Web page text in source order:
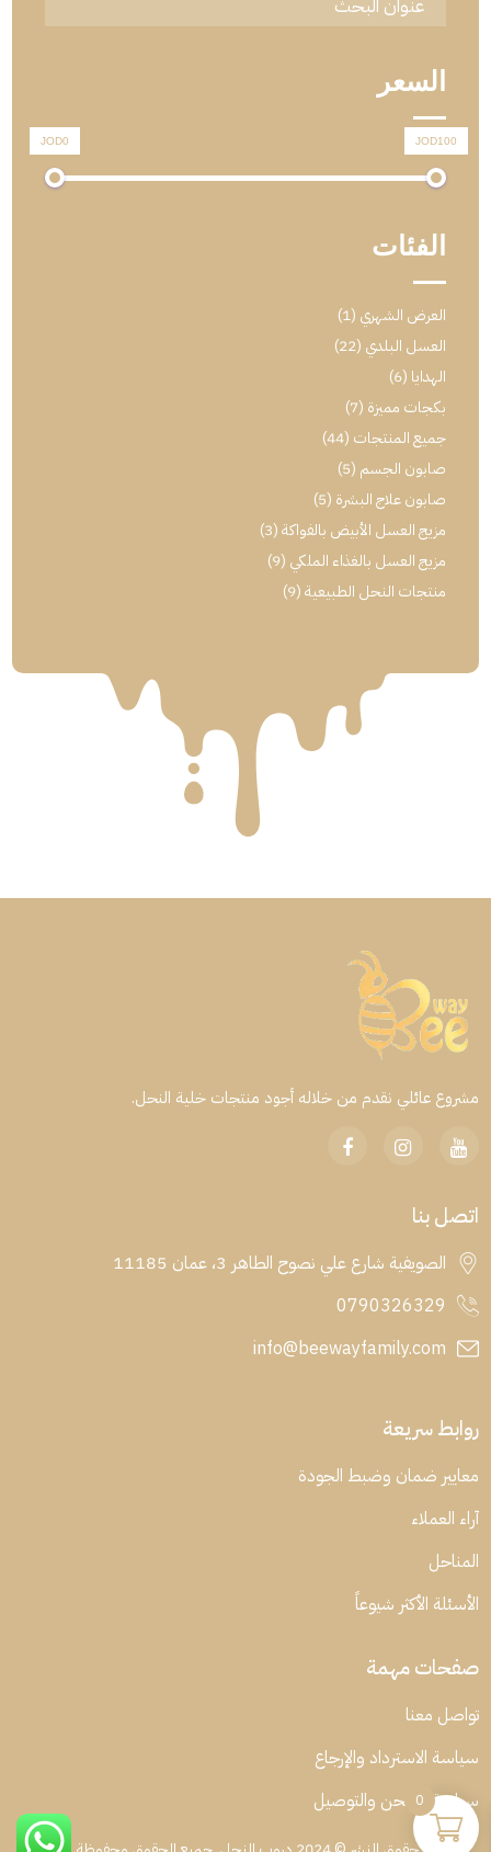
السعر
JOD0 JOD100
الفئات
العرض الشهري (1)
العسل البلدي (22)
الهدايا (6)
بكجات مميزة (7)
جميع المنتجات (44)
صابون الجسم (5)
صابون علاج البشرة (5)
مزيج العسل الأبيض بالفواكة(3)
مزيج العسل بالغذاء الملكي (9)
منتجات النحل الطبيعية(9)
مشروع عائلي نقدم من خلاله أجود منتجات خلية النحل.
اتصل بنا
الصويفية شارع علي نصوح الطاهر 3، عمان 11185
0790326329
info@beewayfamily.com
روابط سريعة
معايير ضمان وضبط الجودة
آراء العملاء
المناحل
الأسئلة الأكثر شيوعاً
صفحات مهمة
تواصل معنا
سياسة الاسترداد والإرجاع
سياسة الشحن والتوصيل
0